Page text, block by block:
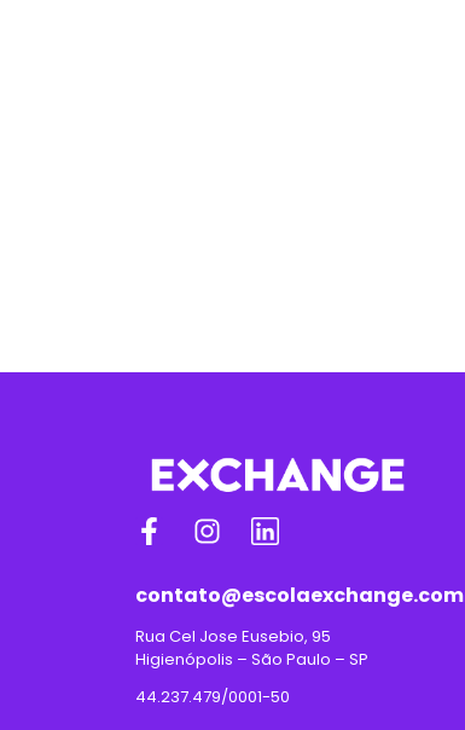
contato@escolaexchange.com
Rua Cel Jose Eusebio, 95
Higienópolis – São Paulo – SP
44.237.479/0001-50